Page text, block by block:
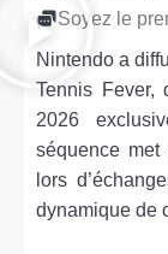
Soyez le
Nintendo a
Tennis
2026
séquence
lors
dynamique de